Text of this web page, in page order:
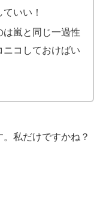
いい！
は嵐と同じ一過性
ニコしておけばい
。私だけですかね？